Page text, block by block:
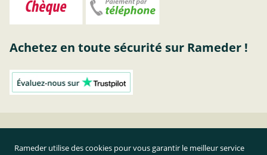
Achetez en toute sécurité sur Rameder !
Rameder utilise des cookies pour vous garantir le meilleur service